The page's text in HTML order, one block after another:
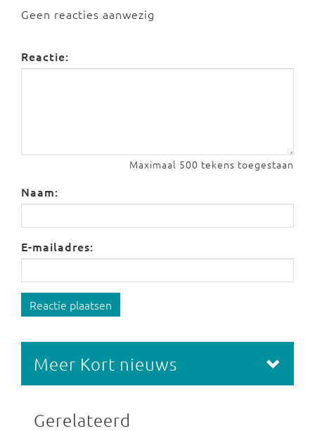
Geen reacties aanwezig
Reactie:
Maximaal 500 tekens toegestaan
Naam:
E-mailadres:
Reactie plaatsen
Meer Kort nieuws
Gerelateerd